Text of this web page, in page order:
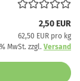
2,50 EUR
62,50 EUR pro kg
MwSt. zzgl. Versand